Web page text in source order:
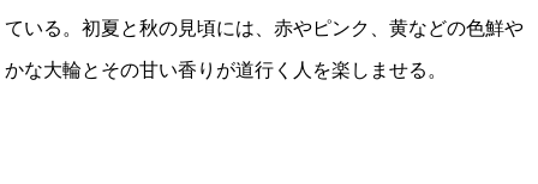
ている。初夏と秋の見頃には、赤やピンク、黄などの色鮮や
かな大輪とその甘い香りが道行く人を楽しませる。